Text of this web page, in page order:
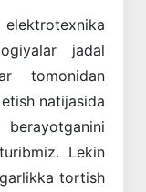
jadal
tomonidan
natijasida
Lekin
tortish